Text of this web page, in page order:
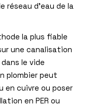
réseau d’eau de la
la plus fiable
une canalisation
le vide
plombier peut
en cuivre ou poser
en PER ou